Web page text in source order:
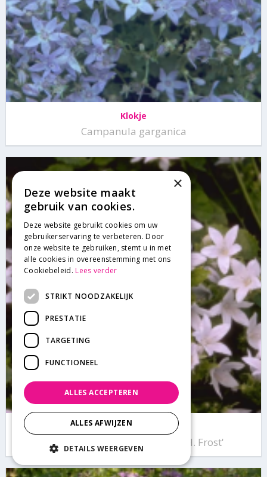
Klokje
Campanula garganica
Klokje
Campanula poscharskyana 'E.H. Frost'
×
Deze website maakt
gebruik van cookies.
Deze website gebruikt cookies om uw
gebruikerservaring te verbeteren. Door
onze website te gebruiken, stemt u in met
alle cookies in overeenstemming met ons
Cookiebeleid. Lees verder
STRIKT NOODZAKELIJK
PRESTATIE
TARGETING
FUNCTIONEEL
ALLES ACCEPTEREN
ALLES AFWIJZEN
DETAILS WEERGEVEN